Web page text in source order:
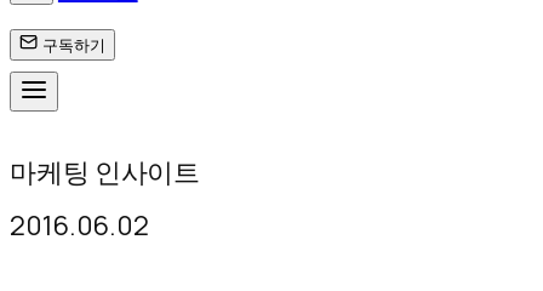
구독하기
마케팅 인사이트
2016.06.02